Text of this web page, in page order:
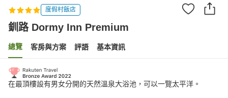
度假村飯店
釧路 Dormy Inn Premium
總覽 客房與方案 評語 基本資訊
在最頂樓設有男女分開的天然溫泉大浴池，可以一覽太平洋。